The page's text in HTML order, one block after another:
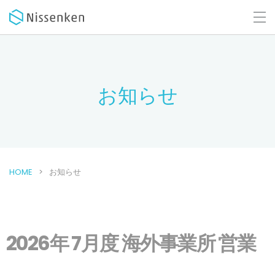
お知らせ
HOME お知らせ
2026年 7月度 海外事業所 営業